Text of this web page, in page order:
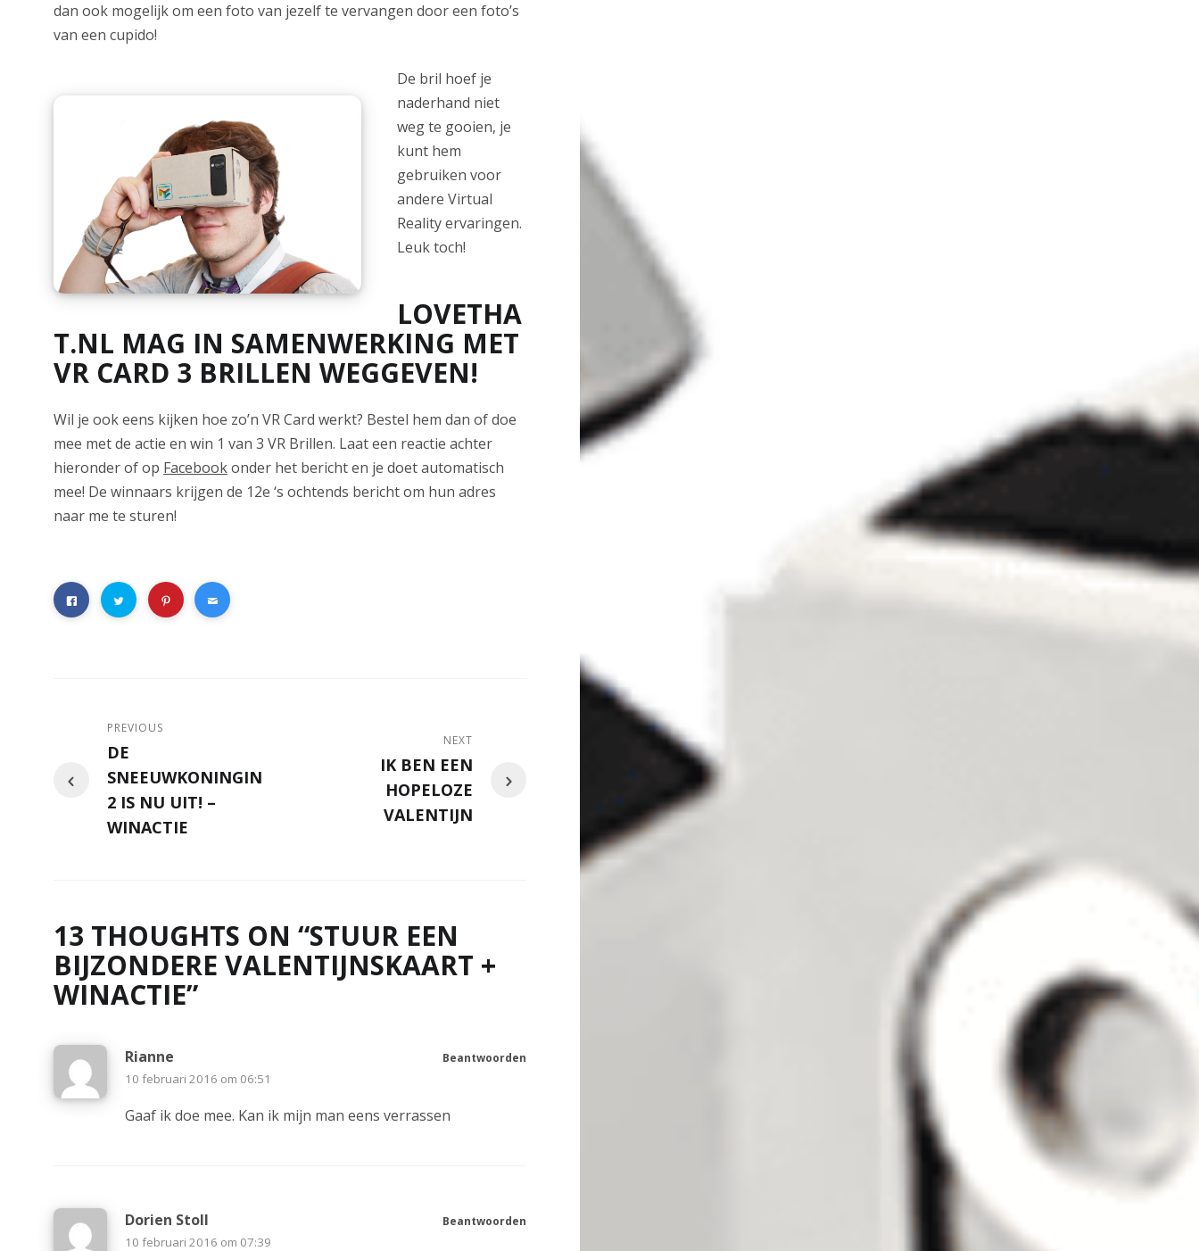
dan ook mogelijk om een foto van jezelf te vervangen door een foto’s
van een cupido!
De bril hoef je
naderhand niet
weg te gooien, je
kunt hem
gebruiken voor
andere Virtual
Reality ervaringen.
Leuk toch!
LOVETHA
T.NL MAG IN SAMENWERKING MET
VR CARD 3 BRILLEN WEGGEVEN!
Wil je ook eens kijken hoe zo’n VR Card werkt? Bestel hem dan of doe
mee met de actie en win 1 van 3 VR Brillen. Laat een reactie achter
hieronder of op Facebookonder het bericht en je doet automatisch
mee! De winnaars krijgen de 12e ‘s ochtends bericht om hun adres
naar me te sturen!
PREVIOUS
DE
SNEEUWKONINGIN
2 IS NU UIT! –
WINACTIE
NEXT
IK BEN EEN
HOPELOZE
VALENTIJN
13 THOUGHTS ON “STUUR EEN
BIJZONDERE VALENTIJNSKAART +
WINACTIE”
Rianne
10 februari 2016 om 06:51
Gaaf ik doe mee. Kan ik mijn man eens verrassen
Beantwoorden
Dorien Stoll
10 februari 2016 om 07:39
Beantwoorden